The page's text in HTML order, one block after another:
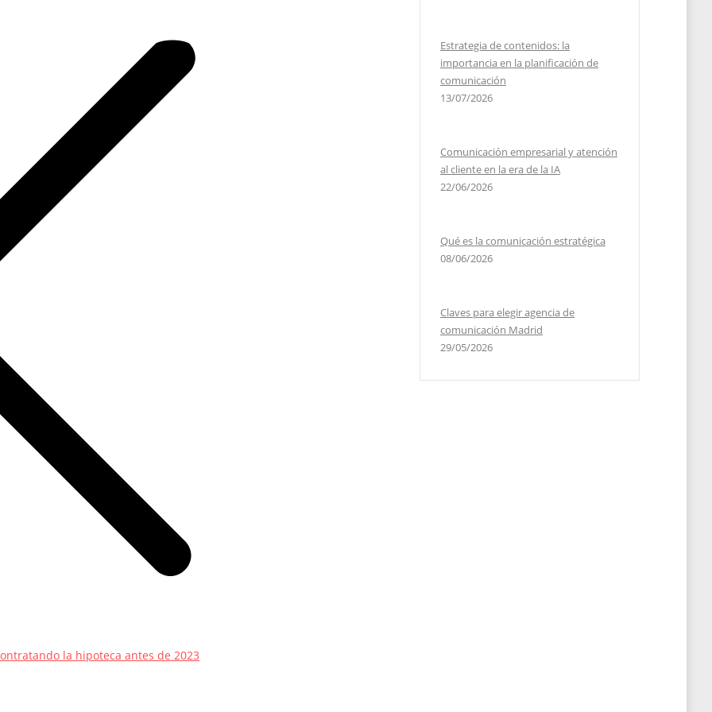
la hipoteca antes de 2023
Estrategia de contenidos: la
importancia en la planificación de
comunicación
13/07/2026
Comunicación empresarial y atención
al cliente en la era de la IA
22/06/2026
Qué es la comunicación estratégica
08/06/2026
Claves para elegir agencia de
comunicación Madrid
29/05/2026